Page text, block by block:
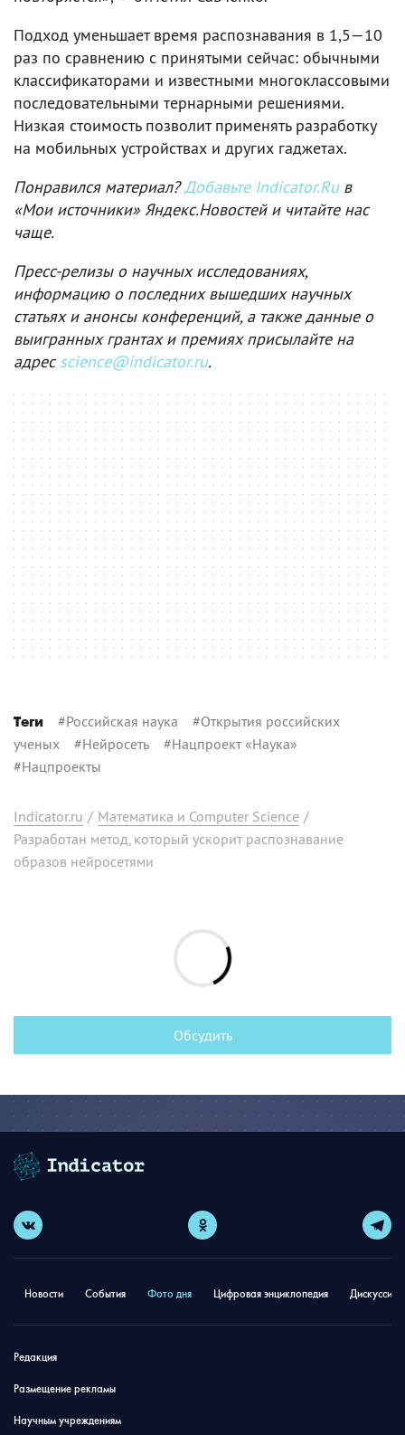
Подход уменьшает время распознавания в 1,5—10
раз по сравнению с принятыми сейчас: обычными
классификаторами и известными многоклассовыми
последовательными тернарными решениями.
Низкая стоимость позволит применять разработку
на мобильных устройствах и других гаджетах.
Понравился материал?Добавьте Indicator.Ruв
«Мои источники» Яндекс.Новостей и читайте нас
чаще.
Пресс-релизы о научных исследованиях,
информацию о последних вышедших научных
статьях и анонсы конференций, а также данные о
выигранных грантах и премиях присылайте на
адресscience@indicator.ru.
Теги #Российская наука #Открытия российских
ученых #Нейросеть #Нацпроект «Наука»
#Нацпроекты
Indicator.ru / Математика и Computer Science /
Разработан метод, который ускорит распознавание
образов нейросетями
Обсудить
Новости События Фото дня Цифровая энциклопедия
Редакция
Размещение рекламы
Научным учреждениям